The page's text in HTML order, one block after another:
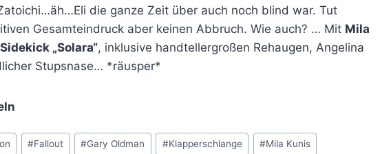
die ganze Zeit über auch noch blind war. Tut
Gesamteindruck aber keinen Abbruch. Wie auch? … Mit Mila
„Solara“, inklusive handtellergroßen Rehaugen, Angelina
Stupsnase… *räusper*
#Fallout #Gary Oldman #Klapperschlange #Mila Kunis